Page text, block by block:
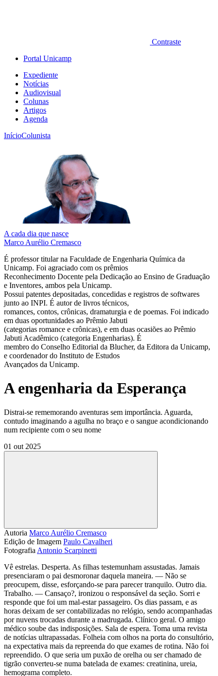
Contraste
Portal Unicamp
Expediente
Notícias
Audiovisual
Colunas
Artigos
Agenda
InícioColunista
A cada dia que nasce
Marco Aurélio Cremasco
É professor titular na Faculdade de Engenharia Química da
Unicamp. Foi agraciado com os prêmios
Reconhecimento Docente pela Dedicação ao Ensino de Graduação
e Inventores, ambos pela Unicamp.
Possui patentes depositadas, concedidas e registros de softwares
junto ao INPI. É autor de livros técnicos,
romances, contos, crônicas, dramaturgia e de poemas. Foi indicado
em duas oportunidades ao Prêmio Jabuti
(categorias romance e crônicas), e em duas ocasiões ao Prêmio
Jabuti Acadêmico (categoria Engenharias). É
membro do Conselho Editorial da Blucher, da Editora da Unicamp,
e coordenador do Instituto de Estudos
Avançados da Unicamp.
A engenharia da Esperança
Distrai-se rememorando aventuras sem importância. Aguarda,
contudo imaginando a agulha no braço e o sangue acondicionando
num recipiente com o seu nome
01 out 2025
Compartilhar
Autoria Marco Aurélio Cremasco
Edição de Imagem Paulo Cavalheri
Fotografia Antonio Scarpinetti
Vê estrelas. Desperta. As filhas testemunham assustadas. Jamais
presenciaram o pai desmoronar daquela maneira. — Não se
preocupem, disse, esforçando-se para parecer tranquilo. Outro dia.
Trabalho. — Cansaço?, ironizou o responsável da seção. Sorri e
responde que foi um mal-estar passageiro. Os dias passam, e as
horas deixam de ser contabilizadas no relógio, sendo acompanhadas
por nuvens trocadas durante a madrugada. Clínico geral. O amigo
médico soube das indisposições. Sala de espera. Toma uma revista
de notícias ultrapassadas. Folheia com olhos na porta do consultório,
na expectativa mais da repreenda do que exames de rotina. Não foi
repreendido. O que seria um puxão de orelha ou ser chamado de
tigrão converteu-se numa batelada de exames: creatinina, ureia,
hemograma completo.